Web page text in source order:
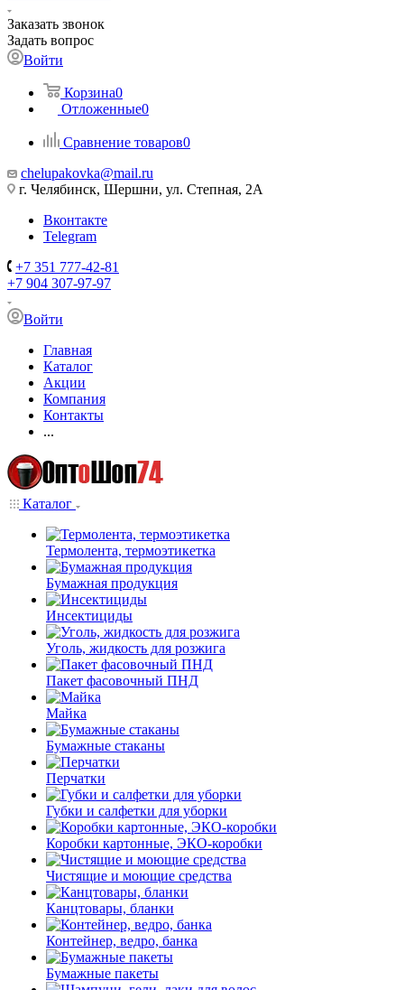
Заказать звонок
Задать вопрос
Войти
Корзина0
Отложенные0
Сравнение товаров0
chelupakovka@mail.ru
г. Челябинск, Шершни, ул. Степная, 2А
Вконтакте
Telegram
+7 351 777-42-81
+7 904 307-97-97
Войти
Главная
Каталог
Акции
Компания
Контакты
...
Каталог
Термолента, термоэтикетка
Бумажная продукция
Инсектициды
Уголь, жидкость для розжига
Пакет фасовочный ПНД
Майка
Бумажные стаканы
Перчатки
Губки и салфетки для уборки
Коробки картонные, ЭКО-коробки
Чистящие и моющие средства
Канцтовары, бланки
Контейнер, ведро, банка
Бумажные пакеты